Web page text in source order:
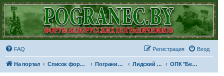
FAQ Вход
Регистрация
На портал Список форумов Пограничные отряды и части Лидский пограничный отряд ОПК "Бенякони-1"